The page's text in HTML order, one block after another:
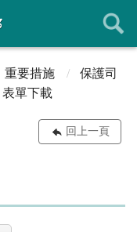
重要措施
保護司
表單下載
回上一頁